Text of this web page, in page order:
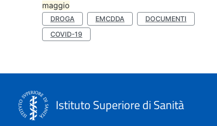
maggio
DROGA EMCDDA
DOCUMENTI
COVID-19
Istituto Superiore di Sanità